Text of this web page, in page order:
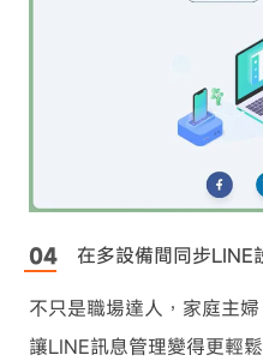
在多設備間同步LINE
不只是職場達人，家庭主
讓LINE訊息管理變得更輕鬆